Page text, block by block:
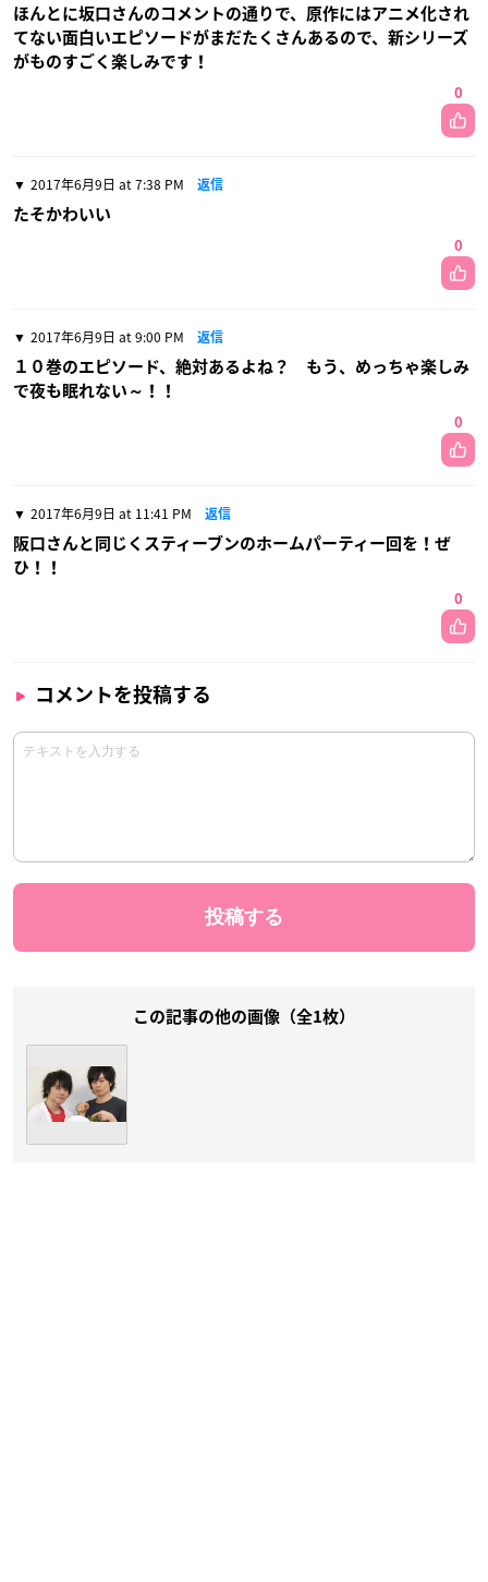
ほんとに坂口さんのコメントの通りで、原作にはアニメ化され
てない面白いエピソードがまだたくさんあるので、新シリーズ
がものすごく楽しみです！
0
2017年6月9日 at 7:38 PM 返信
たそかわいい
0
2017年6月9日 at 9:00 PM 返信
１０巻のエピソード、絶対あるよね？ もう、めっちゃ楽しみ
で夜も眠れない～！！
0
2017年6月9日 at 11:41 PM 返信
阪口さんと同じくスティーブンのホームパーティー回を！ぜ
ひ！！
0
コメントを投稿する
この記事の他の画像（全1枚）